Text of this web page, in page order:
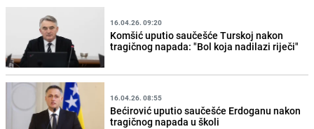
16.04.26. 09:20
Komšić uputio saučešće Turskoj nakon
tragičnog napada: "Bol koja nadilazi riječi"
16.04.26. 08:55
Bećirović uputio saučešće Erdoganu nakon
tragičnog napada u školi